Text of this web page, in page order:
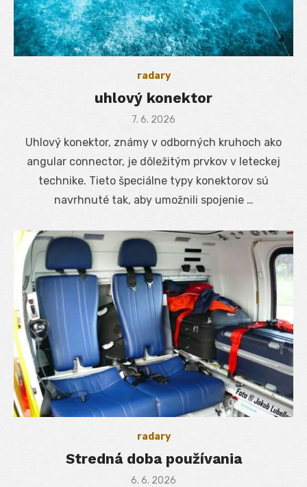
radary
uhlový konektor
Posted
7. 6. 2026
Uhlový konektor, známy v odborných kruhoch ako
angular connector, je dôležitým prvkov v leteckej
technike. Tieto špeciálne typy konektorov sú
navrhnuté tak, aby umožnili spojenie …
radary
Stredná doba používania
Posted
6. 6. 2026